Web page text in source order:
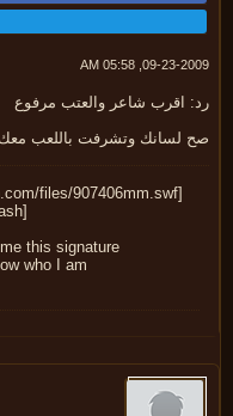
09-23-2009,
اقرب شاعر والعتب مرفوع
لسانك وتشرفت باللعب معك الى
flash]
for me this signature
know who I am